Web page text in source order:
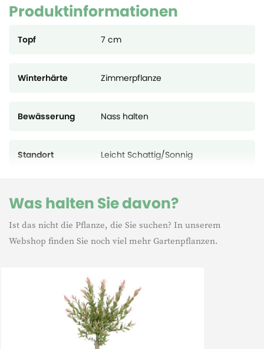
durchlässige, leicht feuchte Erde. Durch ihren kompakten
für Innenräume oder Gewächshäuser.
Produktinformationen
Topf 7 cm
Winterhärte Zimmerpflanze
Bewässerung Nass halten
Standort Leicht Schattig/Sonnig
Was halten Sie davon?
Ist das nicht die Pflanze, die Sie suchen? In unserem
Webshop finden Sie noch viel mehr Gartenpflanzen.